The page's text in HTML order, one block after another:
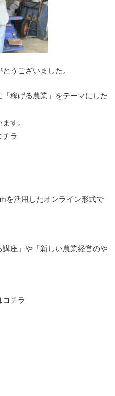
うございました。
稼げる農業」をテーマにした
す。
チラ
を活用したオンライン形式で
講座」や「新しい農業経営のや
コチラ